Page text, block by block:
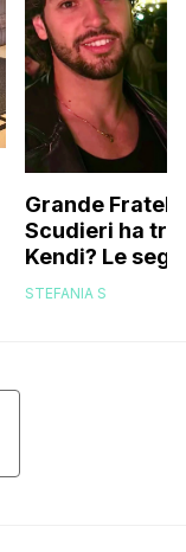
Grande
Scudieri ha
Kendi? Le
replica dell’ex
STEFANIA S